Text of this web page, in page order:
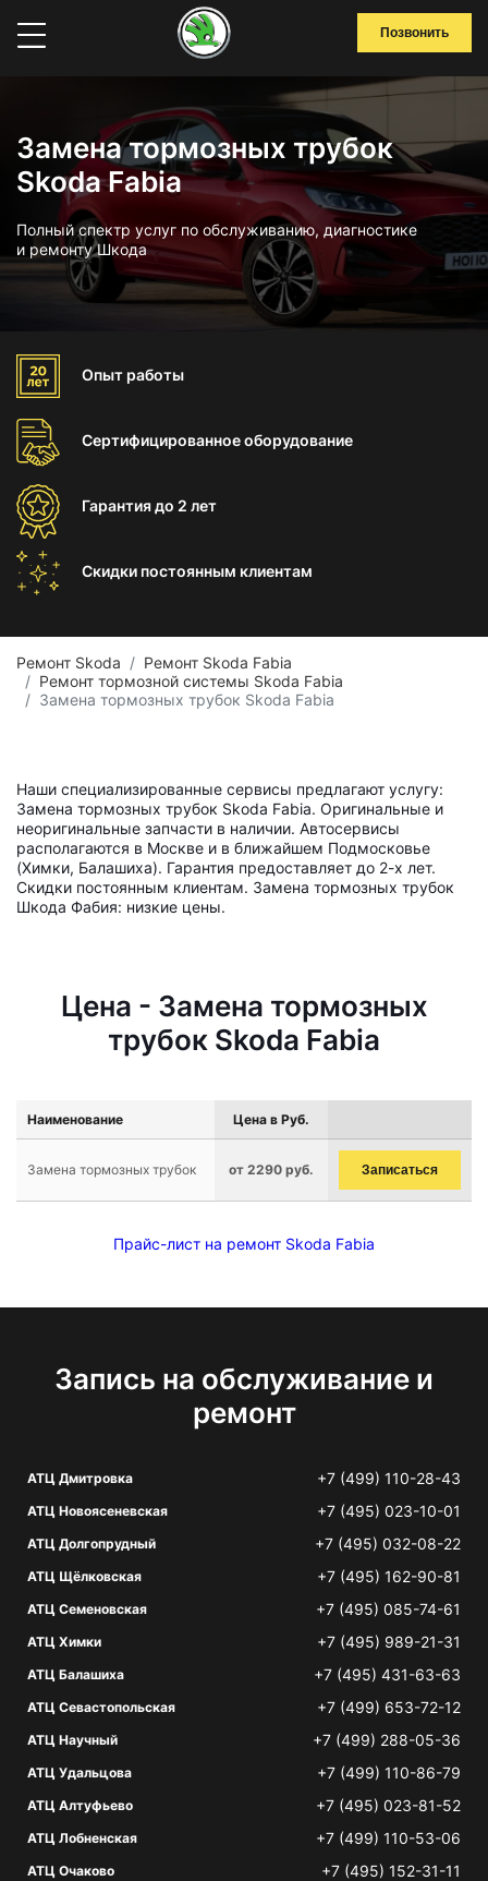
Позвонить
Замена тормозных трубок
Skoda Fabia
Полный спектр услуг по обслуживанию, диагностике
и ремонту Шкода
Опыт работы
Сертифицированноеоборудование
Гарантиядо 2 лет
Скидки постоянным клиентам
Ремонт Skoda
Ремонт Skoda Fabia
Ремонт тормозной системы Skoda Fabia
Замена тормозных трубок Skoda Fabia
Наши специализированные сервисы предлагают услугу:
Замена тормозных трубок Skoda Fabia. Оригинальные и
неоригинальные запчасти в наличии. Автосервисы
располагаются в Москве и в ближайшем Подмосковье
(Химки, Балашиха). Гарантия предоставляет до 2-х лет.
Скидки постоянным клиентам. Замена тормозных трубок
Шкода Фабия: низкие цены.
Цена - Замена тормозных
трубок Skoda Fabia
Наименование Цена в Руб.
Замена тормозных трубок от 2290 руб. Записаться
Прайс-лист на ремонт Skoda Fabia
Запись на обслуживание и
ремонт
АТЦ Дмитровка +7 (499) 110-28-43
АТЦ Новоясеневская +7 (495) 023-10-01
АТЦ Долгопрудный +7 (495) 032-08-22
АТЦ Щёлковская +7 (495) 162-90-81
АТЦ Семеновская +7 (495) 085-74-61
АТЦ Химки +7 (495) 989-21-31
АТЦ Балашиха +7 (495) 431-63-63
АТЦ Севастопольская +7 (499) 653-72-12
АТЦ Научный +7 (499) 288-05-36
АТЦ Удальцова +7 (499) 110-86-79
АТЦ Алтуфьево +7 (495) 023-81-52
АТЦ Лобненская +7 (499) 110-53-06
АТЦ Очаково +7 (495) 152-31-11